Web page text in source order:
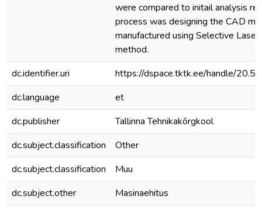
were compared to initail analysis
process was designing the CAD
manufactured using Selective
method.
dc.identifier.uri
https://dspace.tktk.ee/handle/
dc.language
et
dc.publisher
Tallinna Tehnikakõrgkool
dc.subject.classification
Other
dc.subject.classification
Muu
dc.subject.other
Masinaehitus